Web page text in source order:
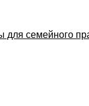
для семейного